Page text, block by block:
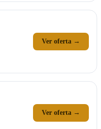
Ver oferta →
Ver oferta →